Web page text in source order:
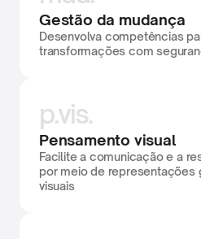
Gestão da mudança
Desenvolva competências
transformações com
p.vis.
Pensamento visual
Facilite a comunicação e a
por meio de representações
visuais